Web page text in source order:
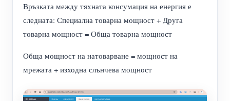
Връзката между тяхната консумация на енергия е
следната: Специална товарна мощност + Друга
товарна мощност = Обща товарна мощност
Обща мощност на натоварване = мощност на
мрежата + изходна слънчева мощност